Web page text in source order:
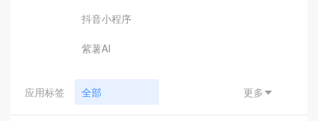
抖音小程序
紫薯AI
应用标签 全部 更多 